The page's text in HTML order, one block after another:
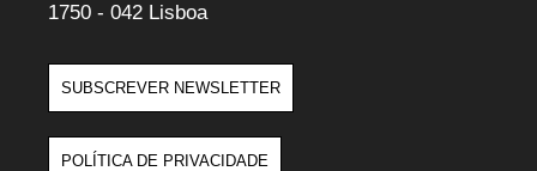
1750 - 042 Lisboa
SUBSCREVER NEWSLETTER
POLÍTICA DE PRIVACIDADE